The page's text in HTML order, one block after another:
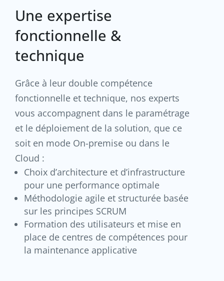
Une expertise
fonctionnelle &
technique
Grâce à leur double compétence
fonctionnelle et technique, nos experts
vous accompagnent dans le paramétrage
et le déploiement de la solution, que ce
soit en mode On-premise ou dans le
Cloud :
Choix d’architecture et d’infrastructure
pour une performance optimale
Méthodologie agile et structurée basée
sur les principes SCRUM
Formation des utilisateurs et mise en
place de centres de compétences pour
la maintenance applicative